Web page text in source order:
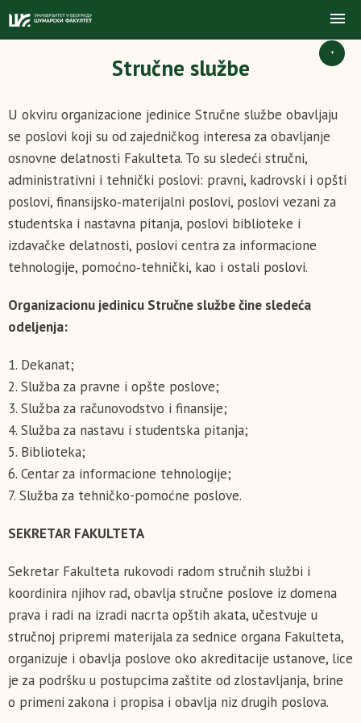
+
Stručne službe
U okviru organizacione jedinice Stručne službe obavljaju
se poslovi koji su od zajedničkog interesa za obavljanje
osnovne delatnosti Fakulteta. To su sledeći stručni,
administrativni i tehnički poslovi: pravni, kadrovski i opšti
poslovi, finansijsko‑materijalni poslovi, poslovi vezani za
studentska i nastavna pitanja, poslovi biblioteke i
izdavačke delatnosti, poslovi centra za informacione
tehnologije, pomoćno‑tehnički, kao i ostali poslovi.
Organizacionu jedinicu Stručne službe čine sledeća
odeljenja:
1. Dekanat;
2. Služba za pravne i opšte poslove;
3. Služba za računovodstvo i finansije;
4. Služba za nastavu i studentska pitanja;
5. Biblioteka;
6. Centar za informacione tehnologije;
7. Služba za tehničko-pomoćne poslove.
SEKRETAR FAKULTETA
Sekretar Fakulteta rukovodi radom stručnih službi i
koordinira njihov rad, obavlja stručne poslove iz domena
prava i radi na izradi nacrta opštih akata, učestvuje u
stručnoj pripremi materijala za sednice organa Fakulteta,
organizuje i obavlja poslove oko akreditacije ustanove, lice
je za podršku u postupcima zaštite od zlostavljanja, brine
o primeni zakona i propisa i obavlja niz drugih poslova.